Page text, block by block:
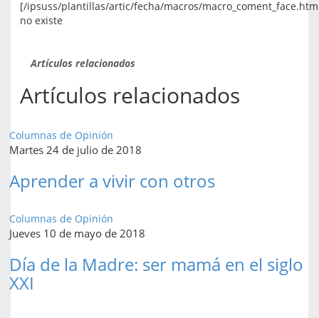
[/ipsuss/plantillas/artic/fecha/macros/
no existe
Artículos relacionados
Artículos relacionados
Columnas de Opinión
Martes 24 de julio de 2018
Aprender a vivir con otros
Columnas de Opinión
Jueves 10 de mayo de 2018
Día de la Madre: ser mamá en el siglo
XXI